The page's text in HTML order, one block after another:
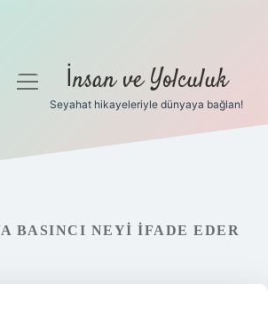
menüyü İnsan ve Yolculuk
Seyahat hikayeleriyle dünyaya bağlan!
BASINCI NEYI IFADE EDER